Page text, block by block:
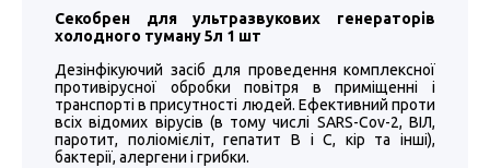
Секобрен для ультразвукових генераторів
холодного туману 5л 1 шт
Дезінфікуючий засіб для проведення комплексної
противірусної обробки повітря в приміщенні і
транспорті в присутності людей. Ефективний проти
всіх відомих вірусів (в тому числі SARS-Cov-2, ВІЛ,
паротит, поліомієліт, гепатит В і С, кір та інші),
бактерії, алергени і грибки.